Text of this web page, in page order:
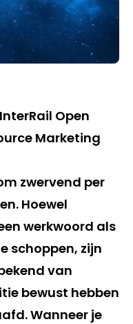
zwervend per
Hoewel
werkwoord als
schoppen, zijn
van
bewust hebben
Wanneer je